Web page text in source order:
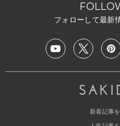
フォローして最新
新着記事